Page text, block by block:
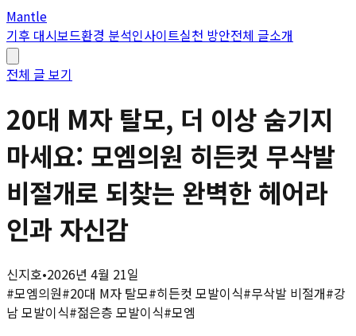
Mantle
기후 대시보드환경 분석인사이트실천 방안전체 글소개
전체 글 보기
20대 M자 탈모, 더 이상 숨기지
마세요: 모엠의원 히든컷 무삭발
비절개로 되찾는 완벽한 헤어라
인과 자신감
신지호•2026년 4월 21일
#모엠의원#20대 M자 탈모#히든컷 모발이식#무삭발 비절개#강
남 모발이식#젊은층 모발이식#모엠